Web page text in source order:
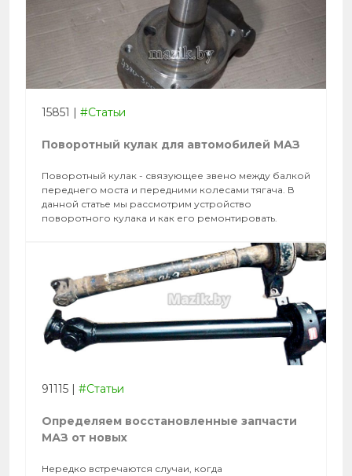
15851 | #Статьи
Поворотный кулак для автомобилей МАЗ
Поворотный кулак - связующее звено между балкой
переднего моста и передними колесами тягача. В
данной статье мы рассмотрим устройство
поворотного кулака и как его ремонтировать.
91115 | #Статьи
Определяем восстановленные запчасти
МАЗ от новых
Нередко встречаются случаи, когда